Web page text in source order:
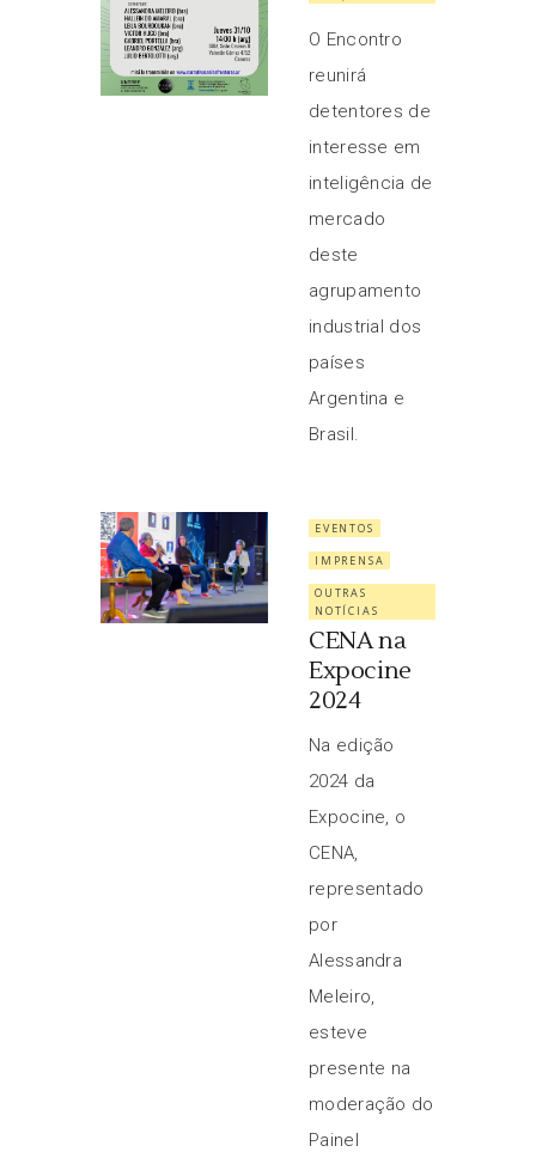
O Encontro
reunirá
detentores de
interesse em
inteligência de
mercado
deste
agrupamento
industrial dos
países
Argentina e
Brasil.
EVENTOS
IMPRENSA
OUTRAS
NOTÍCIAS
CENA na
Expocine
2024
Na edição
2024 da
Expocine, o
CENA,
representado
por
Alessandra
Meleiro,
esteve
presente na
moderação do
Painel